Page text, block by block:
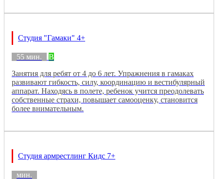
Студия "Гамаки" 4+
55 мин.
B
Занятия для ребят от 4 до 6 лет. Упражнения в гамаках
развивают гибкость, силу, координацию и вестибулярный
аппарат. Находясь в полете, ребенок учится преодолевать
собственные страхи, повышает самооценку, становится
более внимательным.
Студия армрестлинг Кидс 7+
мин.